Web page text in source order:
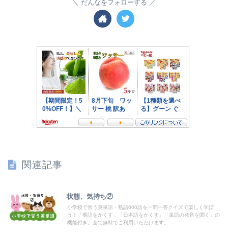
だんなをフォローする
関連記事
状態、気持ち②
小学校で習う英単語・熟語600語を一問一答クイズで楽しく学ぼ
う！「英語をかくす」「日本語をかくす」「単語の発音を聞く」の
機能付き。全て無料でご利用いただけます。